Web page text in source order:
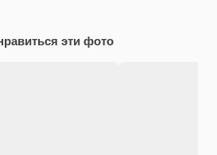
эти фото